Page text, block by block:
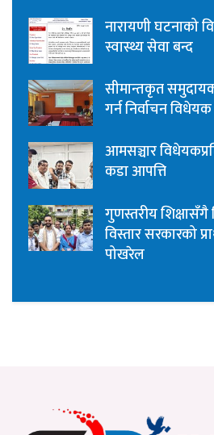
नारायणी घटनाको
स्वास्थ्य सेवा बन्द
सीमान्तकृत
गर्न निर्वाचन
आमसञ्चार
कडा आपत्ति
गुणस्तरीय
विस्तार सरकारको
पोखरेल